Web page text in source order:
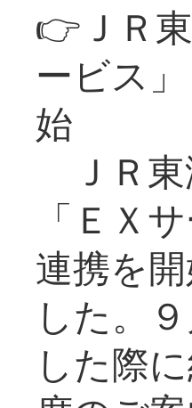
👉ＪＲ
ービス
始
ＪＲ東
「ＥＸ
連携を
した。
した際